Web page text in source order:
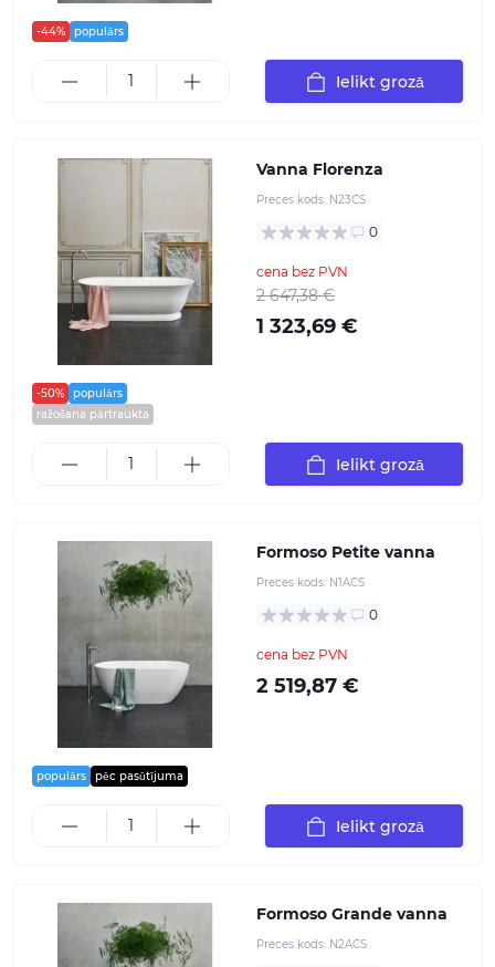
-44% populārs
Ielikt grozā
-50%
populārs
ražošana pārtraukta
Vanna Florenza
Preces kods: N23CS
0
cena bez PVN
2 647,38 €
1 323,69 €
Ielikt grozā
populārs pēc pasūtījuma
Formoso Petite vanna
Preces kods: N1ACS
0
cena bez PVN
2 519,87 €
Ielikt grozā
Formoso Grande vanna
Preces kods: N2ACS